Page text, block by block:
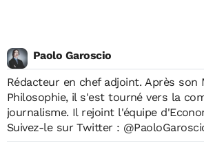
Paolo Garoscio
Rédacteur en chef adjoint. Après son Master de
Philosophie, il s'est tourné vers la
journalisme. Il rejoint l'équipe
Suivez-le sur Twitter :